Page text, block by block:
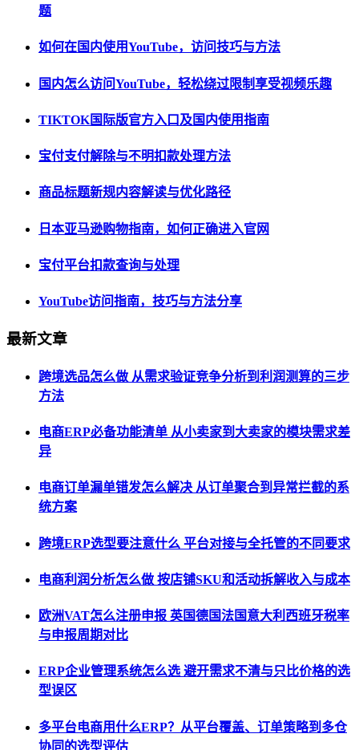
题
如何在国内使用YouTube，访问技巧与方法
国内怎么访问YouTube，轻松绕过限制享受视频乐趣
TIKTOK国际版官方入口及国内使用指南
宝付支付解除与不明扣款处理方法
商品标题新规内容解读与优化路径
日本亚马逊购物指南，如何正确进入官网
宝付平台扣款查询与处理
YouTube访问指南，技巧与方法分享
最新文章
跨境选品怎么做 从需求验证竞争分析到利润测算的三步
方法
电商ERP必备功能清单 从小卖家到大卖家的模块需求差
异
电商订单漏单错发怎么解决 从订单聚合到异常拦截的系
统方案
跨境ERP选型要注意什么 平台对接与全托管的不同要求
电商利润分析怎么做 按店铺SKU和活动拆解收入与成本
欧洲VAT怎么注册申报 英国德国法国意大利西班牙税率
与申报周期对比
ERP企业管理系统怎么选 避开需求不清与只比价格的选
型误区
多平台电商用什么ERP？从平台覆盖、订单策略到多仓
协同的选型评估